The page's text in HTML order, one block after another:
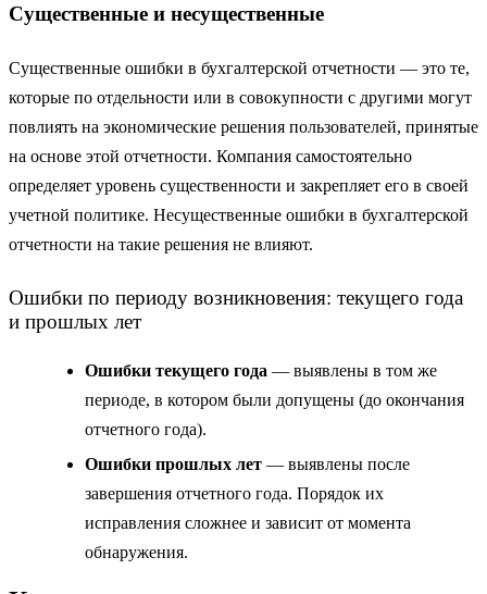
Существенные и несущественные
Существенные ошибки в бухгалтерской отчетности — это те,
которые по отдельности или в совокупности с другими могут
повлиять на экономические решения пользователей, принятые
на основе этой отчетности. Компания самостоятельно
определяет уровень существенности и закрепляет его в своей
учетной политике. Несущественные ошибки в бухгалтерской
отчетности на такие решения не влияют.
Ошибки по периоду возникновения: текущего года
и прошлых лет
Ошибки текущего года — выявлены в том же
периоде, в котором были допущены (до окончания
отчетного года).
Ошибки прошлых лет — выявлены после
завершения отчетного года. Порядок их
исправления сложнее и зависит от момента
обнаружения.